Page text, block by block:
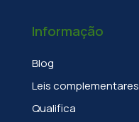
Informação
Blog
Leis complementares
Qualifica